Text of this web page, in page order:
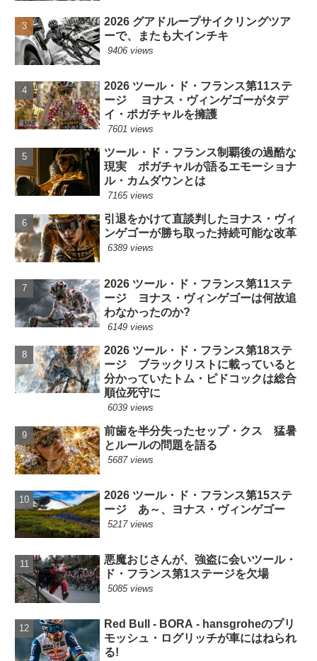
2026 グアドループサイクリングツア
ーで、またも大インチキ
9406 views
2026 ツール・ド・フランス第11ステ
ージ ヨナス・ヴィンゲゴーがタデ
イ・ポガチャルを擁護
7601 views
ツール・ド・フランス制覇後の過酷な
現実 ポガチャルが語るエモーショナ
ル・カムダウンとは
7165 views
引退をかけて直談判したヨナス・ヴィ
ンゲゴーが勝ち取った持続可能な改革
6389 views
2026 ツール・ド・フランス第11ステ
ージ ヨナス・ヴィンゲゴーは何故追
わなかったのか?
6149 views
2026 ツール・ド・フランス第18ステ
ージ ブラックリストに載っていると
分かっていたトム・ピドコックは総合
順位死守に
6039 views
前歯を半分失ったセップ・クス 猛暑
とルールの問題を語る
5687 views
2026 ツール・ド・フランス第15ステ
ージ あ～、ヨナス・ヴィンゲゴー
5217 views
悪魔おじさんが、強盗に会いツール・
ド・フランス第1ステージを欠場
5085 views
Red Bull - BORA - hansgroheのプリ
モッシュ・ログリッチが車にはねられ
る!